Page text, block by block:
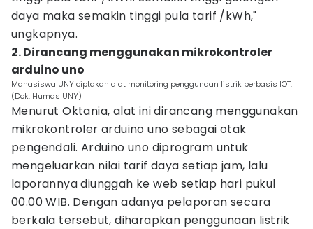
daya maka semakin tinggi pula tarif /kWh,"
ungkapnya.
2. Dirancang menggunakan mikrokontroler
arduino uno
Mahasiswa UNY ciptakan alat monitoring penggunaan listrik berbasis IOT.
(Dok. Humas UNY)
Menurut Oktania, alat ini dirancang menggunakan
mikrokontroler arduino uno sebagai otak
pengendali. Arduino uno diprogram untuk
mengeluarkan nilai tarif daya setiap jam, lalu
laporannya diunggah ke web setiap hari pukul
00.00 WIB. Dengan adanya pelaporan secara
berkala tersebut, diharapkan penggunaan listrik